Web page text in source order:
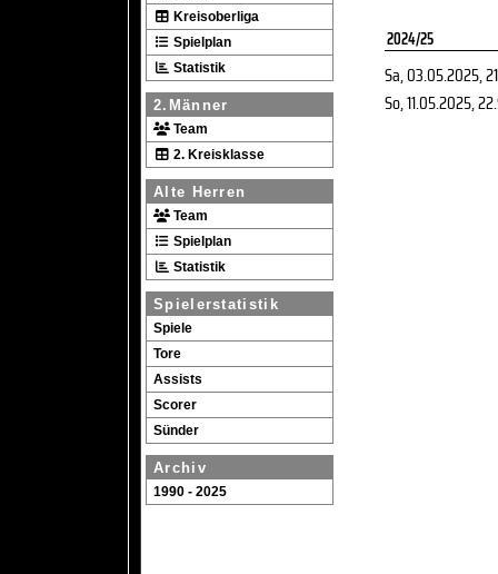
Kreisoberliga
Spielplan
Statistik
2.Männer
Team
2. Kreisklasse
Alte Herren
Team
Spielplan
Statistik
Spielerstatistik
Spiele
Tore
Assists
Scorer
Sünder
Archiv
1990 - 2025
2024/25
Sa, 03.05.2025,
So, 11.05.2025,